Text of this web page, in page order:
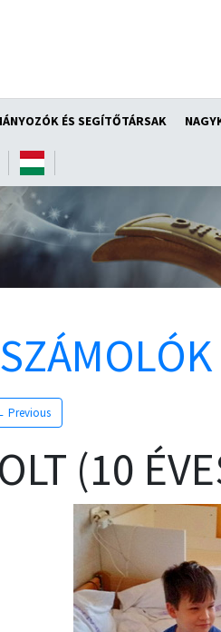
ÉS SEGÍTŐTÁRSAK
Previous
(10